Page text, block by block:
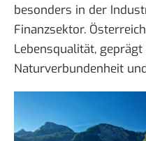
besonders in der
Finanzsektor.
Lebensqualität,
Naturverbundenheit